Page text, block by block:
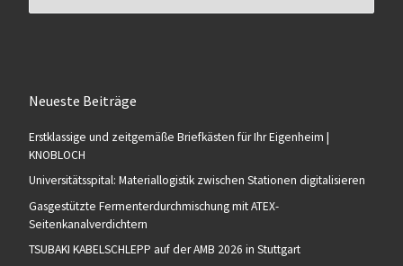
Neueste Beiträge
Erstklassige und zeitgemäße Briefkästen für Ihr Eigenheim |
KNOBLOCH
Universitätsspital: Materiallogistik zwischen Stationen digitalisieren
Gasgestützte Fermenterdurchmischung mit ATEX-
Seitenkanalverdichtern
TSUBAKI KABELSCHLEPP auf der AMB 2026 in Stuttgart